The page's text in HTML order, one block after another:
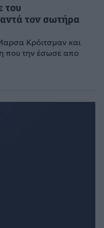
του
τον σωτήρα
Κρόιτσμαν και
που την έσωσε απο